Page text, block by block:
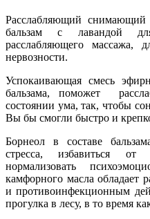
Расслабляющий снимающий
бальзам с лавандой
расслабляющего массажа,
нервозности.
Успокаивающая смесь
бальзама, поможет
состоянии ума, так, чтобы
Вы бы смогли быстро и
Борнеол в составе
стресса, избавиться от
нормализовать
камфорного масла обладает
и противоинфекционным
прогулка в лесу, в то время